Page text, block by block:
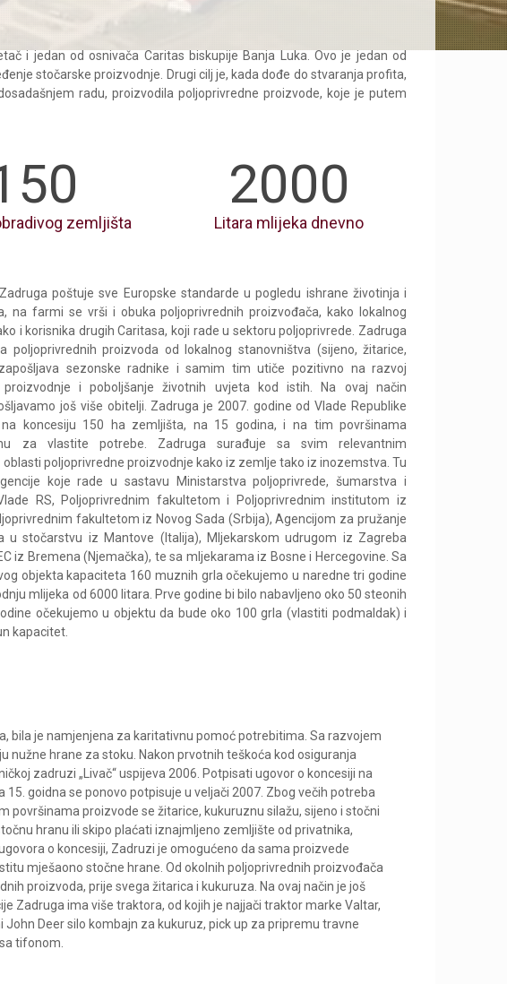
i jedan od osnivača Caritas biskupije Banja Luka. Ovo je jedan od
stočarske proizvodnje. Drugi cilj je, kada dođe do stvaranja profita,
radu, proizvodila poljoprivredne proizvode, koje je putem
zemljišta
2000
Litara mlijeka dnevno
poštuje sve Europske standarde u pogledu ishrane životinja i
na farmi se vrši i obuka poljoprivrednih proizvođača, kako lokalnog
i korisnika drugih Caritasa, koji rade u sektoru poljoprivrede. Zadruga
poljoprivrednih proizvoda od lokalnog stanovništva (sijeno, žitarice,
sezonske radnike i samim tim utiče pozitivno na razvoj
proizvodnje i poboljšanje životnih uvjeta kod istih. Na ovaj način
još više obitelji. Zadruga je 2007. godine od Vlade Republike
koncesiju 150 ha zemljišta, na 15 godina, i na tim površinama
za vlastite potrebe. Zadruga surađuje sa svim relevantnim
poljoprivredne proizvodnje kako iz zemlje tako iz inozemstva. Tu
koje rade u sastavu Ministarstva poljoprivrede, šumarstva i
RS, Poljoprivrednim fakultetom i Poljoprivrednim institutom iz
fakultetom iz Novog Sada (Srbija), Agencijom za pružanje
u stočarstvu iz Mantove (Italija), Mljekarskom udrugom iz Zagreba
iz Bremena (Njemačka), te sa mljekarama iz Bosne i Hercegovine. Sa
objekta kapaciteta 160 muznih grla očekujemo u naredne tri godine
mlijeka od 6000 litara. Prve godine bi bilo nabavljeno oko 50 steonih
očekujemo u objektu da bude oko 100 grla (vlastiti podmaldak) i
kapacitet.
bila je namjenjena za karitativnu pomoć potrebitima. Sa razvojem
nužne hrane za stoku. Nakon prvotnih teškoća kod osiguranja
zadruzi „Livač“ uspijeva 2006. Potpisati ugovor o koncesiji na
goidna se ponovo potpisuje u veljači 2007. Zbog večih potreba
površinama proizvode se žitarice, kukuruznu silažu, sijeno i stočni
hranu ili skipo plaćati iznajmljeno zemljište od privatnika,
o koncesiji, Zadruzi je omogućeno da sama proizvede
mješaono stočne hrane. Od okolnih poljoprivrednih proizvođača
proizvoda, prije svega žitarica i kukuruza. Na ovaj način je još
Zadruga ima više traktora, od kojih je najjači traktor marke Valtar,
Deer silo kombajn za kukuruz, pick up za pripremu travne
tifonom.